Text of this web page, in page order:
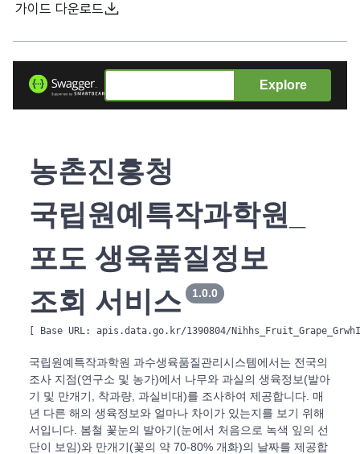
가이드 다운로드
Explore
농촌진흥청
국립원예특작과학원_
포도 생육품질정보
조회 서비스
1.0.0
[ Base URL: apis.data.go.kr/1390804/
국립원예특작과학원 과수생육품질관리시스템에서는 전국의
조사 지점(연구소 및 농가)에서 나무와 과실의 생육정보(발아
기 및 만개기, 착과량, 과실비대)를 조사하여 제공합니다. 매
년 다른 해의 생육정보와 얼마나 차이가 있는지를 보기 위해
서입니다. 봄철 꽃눈의 발아기(눈에서 처음으로 녹색 잎의 선
단이 보임)와 만개기(꽃의 약 70-80% 개화)의 날짜를 제공합